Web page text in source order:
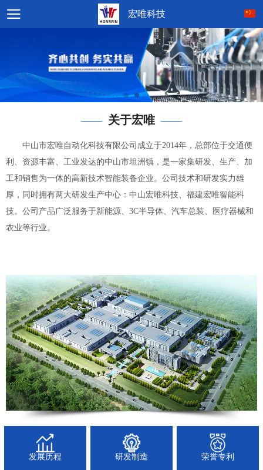
宏唯科技
—— 关于宏唯 ——
中山市宏唯自动化科技有限公司成立于2014年，总部位于交通便
利、资源丰富、工业发达的中山市坦洲镇，是一家集研发、生产、加
工和销售为一体的高新技术智能装备企业。公司技术和研发实力雄
厚，同时拥有两大研发生产中心：中山宏唯科技、福建宏唯智能科
技。公司产品广泛服务于新能源、3C半导体、汽车总装、医疗器械和
农业等行业。
发展历程 研发制造 荣誉专利